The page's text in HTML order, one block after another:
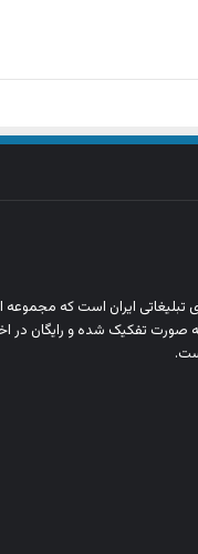
تبلیغاتی ایران است که مجموعه‌
صورت تفکیک‌ شده و رایگان در